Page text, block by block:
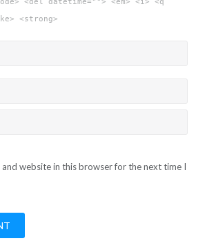
<strong>
and website in this browser for the next time I